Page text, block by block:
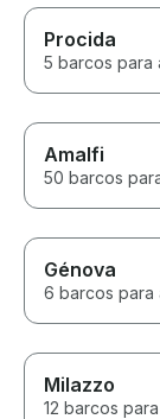
Procida
5 barcos para
Amalfi
50 barcos
Génova
6 barcos para
Milazzo
12 barcos